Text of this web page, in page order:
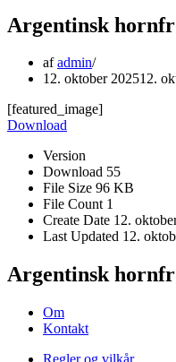
Argentinsk
afadmin
12. oktober 202512.
[featured_image]
Download
Version
Download 55
File Size 96 KB
File Count 1
Create Date 12.
Last Updated 12.
Argentinsk
Om
Kontakt